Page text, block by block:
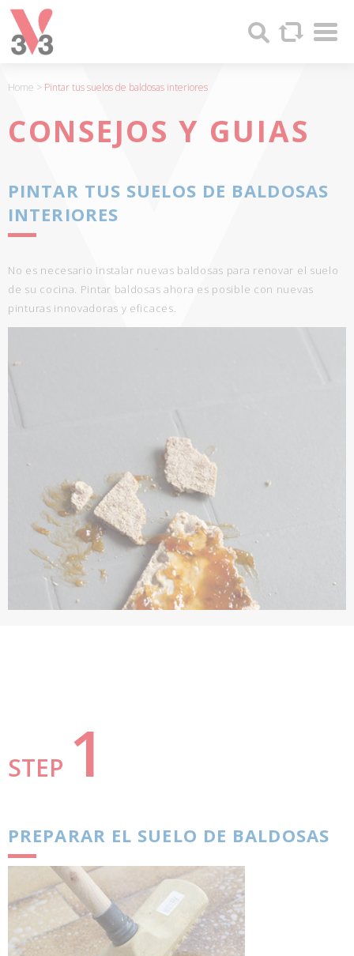
V33
FABRICANTE
PRODUCTOS
MADERA
DESDE
1957
Search
Home > Pintar tus suelos de baldosas interiores
CONSEJOSY GUIAS
PINTAR TUS SUELOS DE BALDOSAS
INTERIORES
No es necesario instalar nuevas baldosas para renovar el suelo
de su cocina. Pintar baldosas ahora es posible con nuevas
pinturas innovadoras y eficaces.
STEP 1
PREPARAR EL SUELO DE BALDOSAS
Panel de gestión de cookies